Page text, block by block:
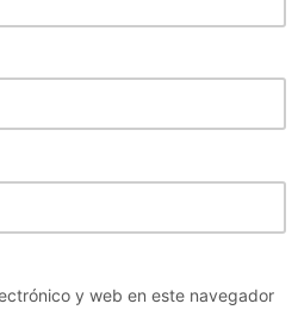
y web en este navegador